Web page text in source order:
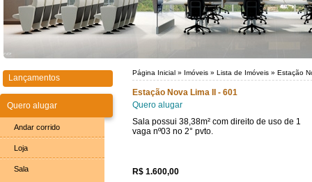
Lançamentos
Quero alugar
Andar corrido
Loja
Sala
Página Inicial » Imóveis » Lista de Imóveis » Estação
Estação Nova Lima II - 601
Quero alugar
Sala possui 38,38m² com direito de uso de 1
vaga nº03 no 2° pvto.
R$ 1.600,00